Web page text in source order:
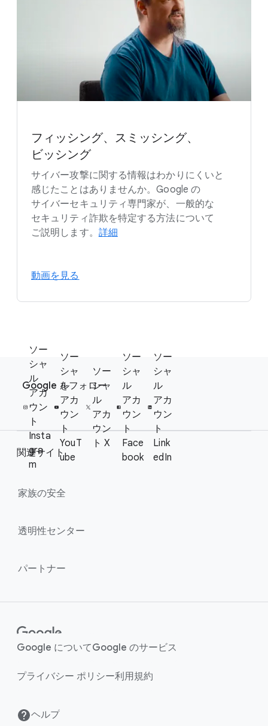
フィッシング、​スミッシング、​
ビッシング
サイバー攻撃に​関する​情報は​わかりにくいと​
感じた​ことは​ありませんか。​Google の​
サイバーセキュリティ専門家が、​一般的な​
セキュリティ詐欺を​特定する​方​法に​ついて​
ご説明します。 詳細
動画を​見る
e
S
c
l
M
d
e
Google を​フォロー
ソー
シャ
ル
アカ
ウン
ト
Insta
gra
m
ソー
シャ
ル
アカ
ウン
ト
YouT
ube
ソー
シャ
ル
アカ
ウン
ト X
ソー
シャ
ル
アカ
ウン
ト
Face
book
ソー
シャ
ル
アカ
ウン
ト
Link
edIn
関連サイト
家族の​安全
透明性センター
パートナー
Google に​ついてGoogle の​サービス
プライバシー ポリシー利用規約
ヘルプ